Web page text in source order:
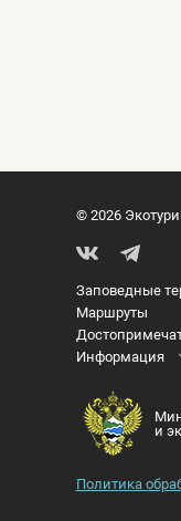
© 2026
Заповедные
Маршруты
Информация
и
Политика